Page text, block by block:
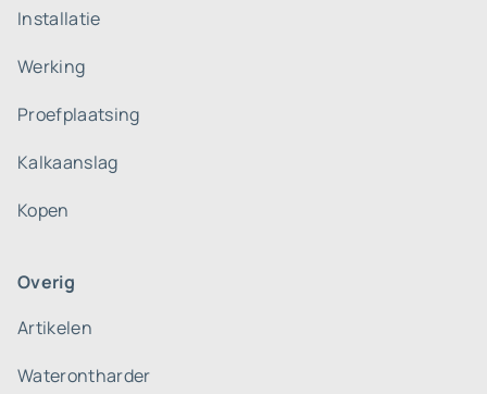
Installatie
Werking
Proefplaatsing
Kalkaanslag
Kopen
Overig
Artikelen
Waterontharder